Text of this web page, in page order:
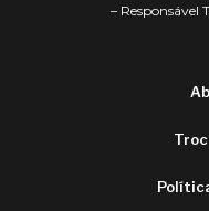
– Responsável